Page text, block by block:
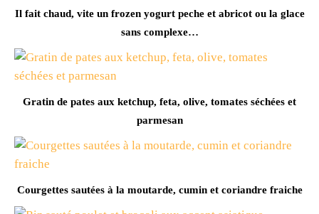
Il fait chaud, vite un frozen yogurt peche et abricot ou la glace
sans complexe…
Gratin de pates aux ketchup, feta, olive, tomates séchées et
parmesan
Courgettes sautées à la moutarde, cumin et coriandre fraiche